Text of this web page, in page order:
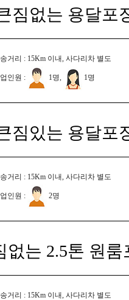
짐없는 용달포
거리 : 15Km 이내, 사다리차 별도
인원 : 1명, 1명
짐있는 용달포
거리 : 15Km 이내, 사다리차 별도
인원 : 2명
는 2.5톤 원룸
거리 : 15Km 이내, 사다리차 별도